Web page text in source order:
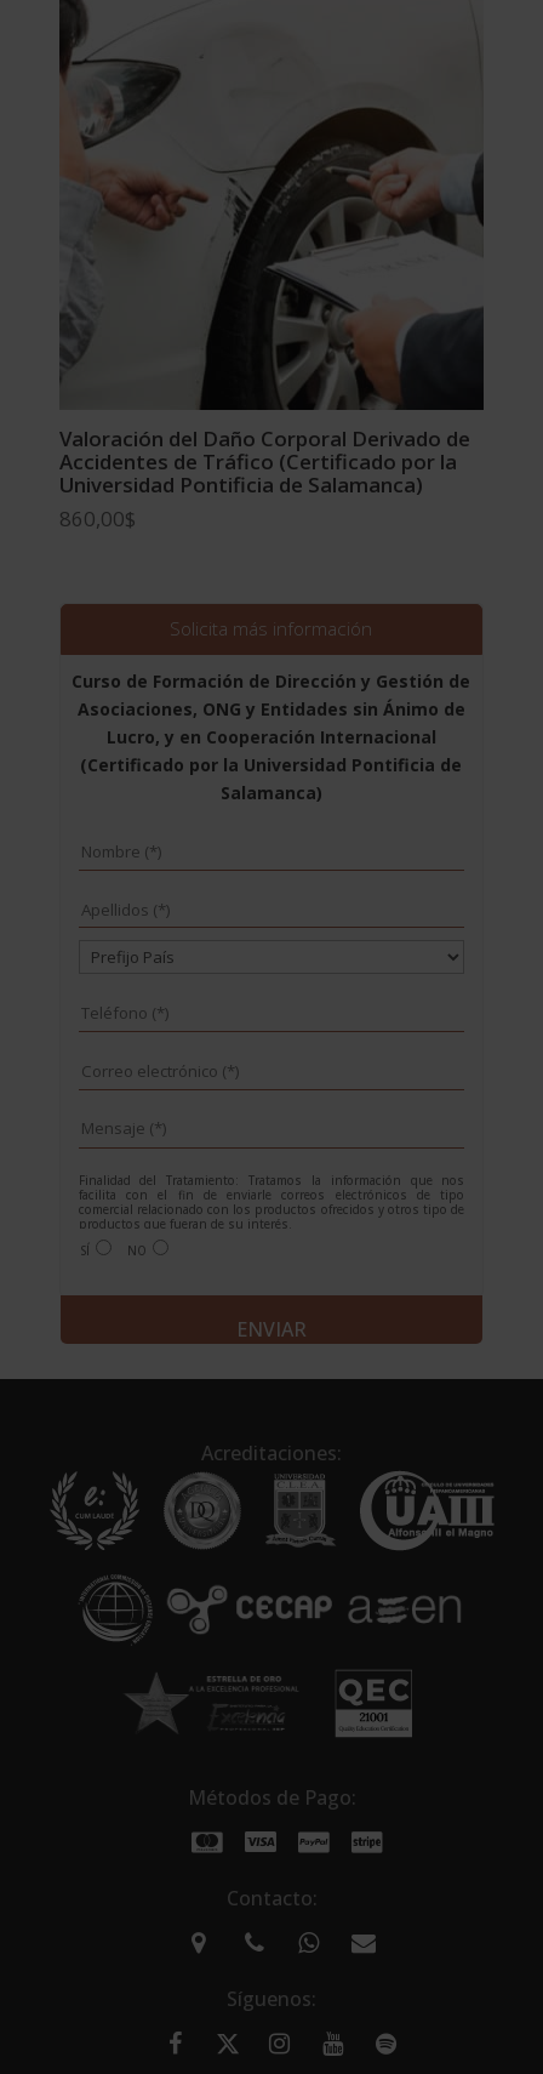
Valoración del Daño Corporal Derivado de
Accidentes de Tráfico (Certificado por la
Universidad Pontificia de Salamanca)
860,00$
Solicita más información
Curso de Formación de Dirección y Gestión de
Asociaciones, ONG y Entidades sin Ánimo de
Lucro, y en Cooperación Internacional
(Certificado por la Universidad Pontificia de
Salamanca)
Finalidad del Tratamiento: Tratamos la información que nos
facilita con el fin de enviarle correos electrónicos de tipo
comercial relacionado con los productos ofrecidos y otros tipo de
productos que fueran de su interés.
Legitimación del tratamiento: Consentimiento del interesado.
Derechos: Puede ejercitar sus derechos identificándose
Para más información consulte nuestra Política de Privacidad.
SÍ NO
l
a
t
i
Acreditaciones:
Métodos de Pago:
Contacto:
Síguenos: